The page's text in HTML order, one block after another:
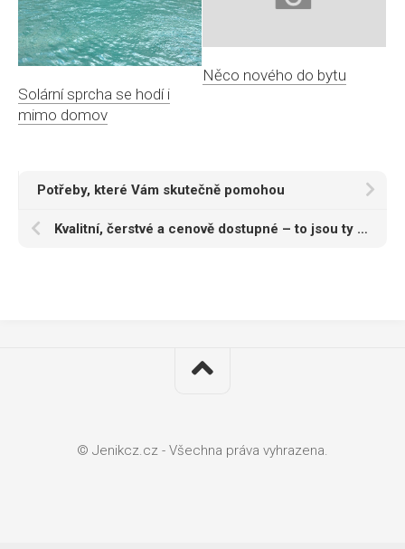
Solární sprcha se hodí i
mimo domov
Něco nového do bytu
Potřeby, které Vám skutečně pomohou
Kvalitní, čerstvé a cenově dostupné – to jsou ty nejlepší horké nápoje
© Jenikcz.cz - Všechna práva vyhrazena.